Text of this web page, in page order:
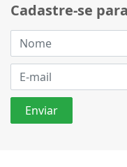
Cadastre-se